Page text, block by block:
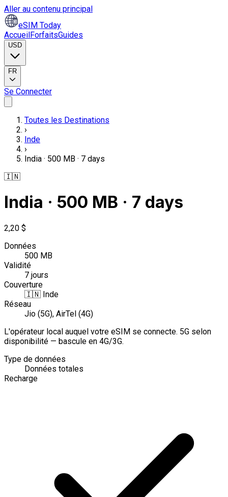
Aller au contenu principal
eSIM Today
AccueilForfaitsGuides
USD
FR
Se Connecter
Toutes les Destinations
›
Inde
›
India · 500 MB · 7 days
🇮🇳
India · 500 MB · 7 days
2,20 $
Données
500 MB
Validité
7 jours
Couverture
🇮🇳 Inde
Réseau
Jio (5G), AirTel (4G)
L'opérateur local auquel votre eSIM se connecte. 5G selon
disponibilité — bascule en 4G/3G.
Type de données
Données totales
Recharge